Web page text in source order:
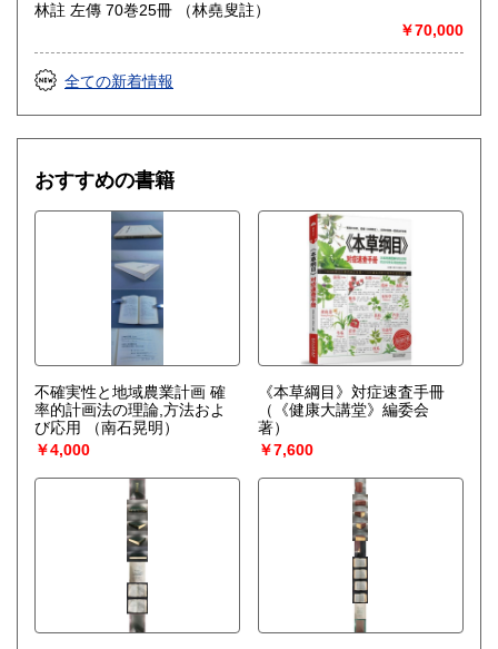
林註 左傳 70巻25冊 （林堯叟註）
￥70,000
全ての新着情報
おすすめの書籍
不確実性と地域農業計画 確
率的計画法の理論,方法およ
び応用
（南石晃明）
￥4,000
《本草綱目》対症速査手冊
（《健康大講堂》編委会
著）
￥7,600